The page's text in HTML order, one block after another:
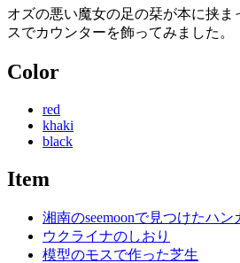
オズの悪い魔女の足の栞が本に挟ま
スでカウンターを飾ってみました。
Color
red
khaki
black
Item
湘南のseemoonで見つけたハ
ウクライナのしおり
模型のモスで作った芝生